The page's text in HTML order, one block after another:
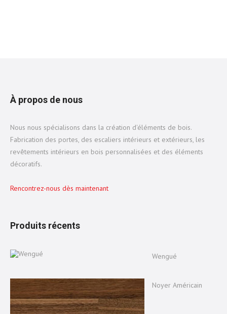
À propos de nous
Nous nous spécialisons dans la création d'éléments de bois.
Fabrication des portes, des escaliers intérieurs et extérieurs, les
revêtements intérieurs en bois personnalisées et des éléments
décoratifs.
Rencontrez-nous dès maintenant
Produits récents
Wengué
Noyer Américain